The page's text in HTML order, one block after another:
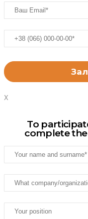
X
To
complete